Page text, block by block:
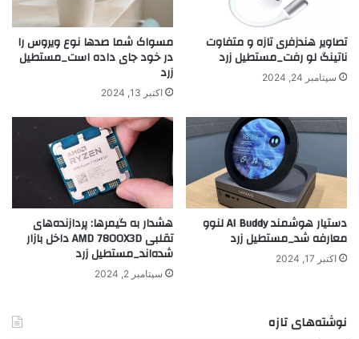
تصاویر هندزفری تازه و متفاوت
ناتینگ لو رفت_مستطیل زرد
سپتامبر 24, 2024
مسواک شما صدها نوع ویروس را
در خود جای داده است_مستطیل
زرد
اکتبر 13, 2024
دستیار هوشمند AI Buddy لنوو
معارفه شد_مستطیل زرد
اکتبر 17, 2024
هشدار به گیمرها: پردازنده‌های
تقلبی AMD 7800X3D داخل بازار
شده‌اند_مستطیل زرد
سپتامبر 2, 2024
نوشته‌های تازه